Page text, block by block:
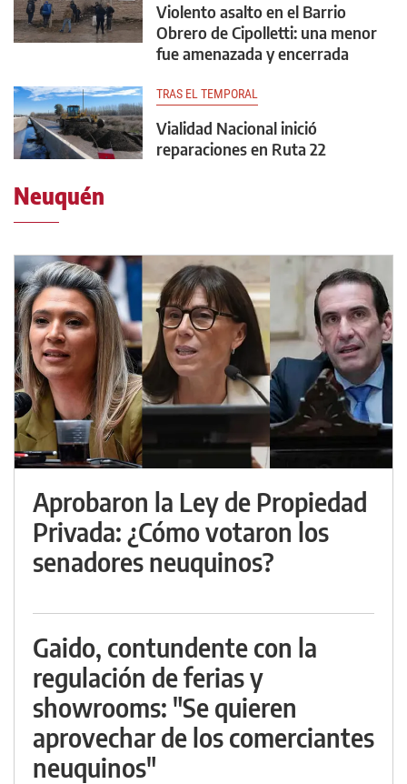
Violento asalto en el Barrio
Obrero de Cipolletti: una menor
fue amenazada y encerrada
TRAS EL TEMPORAL
Vialidad Nacional inició
reparaciones en Ruta 22
Neuquén
Aprobaron la Ley de Propiedad
Privada: ¿Cómo votaron los
senadores neuquinos?
Gaido, contundente con la
regulación de ferias y
showrooms: "Se quieren
aprovechar de los comerciantes
neuquinos"